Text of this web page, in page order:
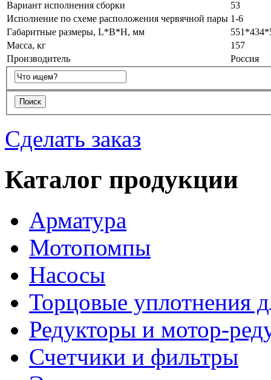
Вариант исполнения сборки
53
Исполнение по схеме расположения червячной пары 1-6
Габаритные размеры, L*B*H, мм
Масса, кг
157
Производитель
Россия
Сделать заказ
Каталог продукции
Арматура
Мотопомпы
Насосы
Торцовые уплотнения
Редукторы и мотор-
Счетчики и фильтры